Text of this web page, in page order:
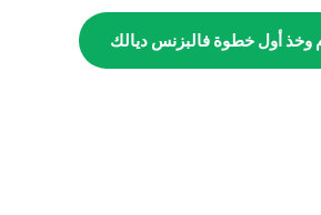
وخذ أول خطوة فالبزنس ديالك